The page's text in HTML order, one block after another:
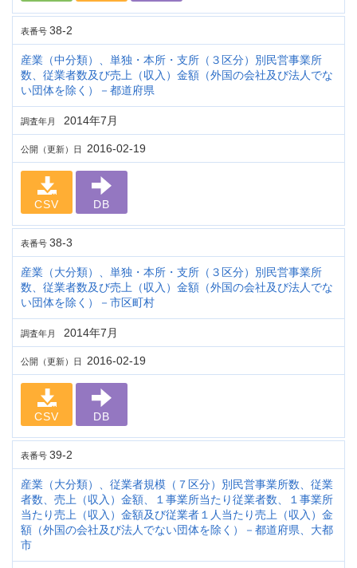
表番号 38-2
産業（中分類）、単独・本所・支所（３区分）別民営事業所
数、従業者数及び売上（収入）金額（外国の会社及び法人でな
い団体を除く）－都道府県
調査年月 2014年7月
公開（更新）日 2016-02-19
CSV DB
表番号 38-3
産業（大分類）、単独・本所・支所（３区分）別民営事業所
数、従業者数及び売上（収入）金額（外国の会社及び法人でな
い団体を除く）－市区町村
調査年月 2014年7月
公開（更新）日 2016-02-19
CSV DB
表番号 39-2
産業（大分類）、従業者規模（７区分）別民営事業所数、従業
者数、売上（収入）金額、１事業所当たり従業者数、１事業所
当たり売上（収入）金額及び従業者１人当たり売上（収入）金
額（外国の会社及び法人でない団体を除く）－都道府県、大都
市